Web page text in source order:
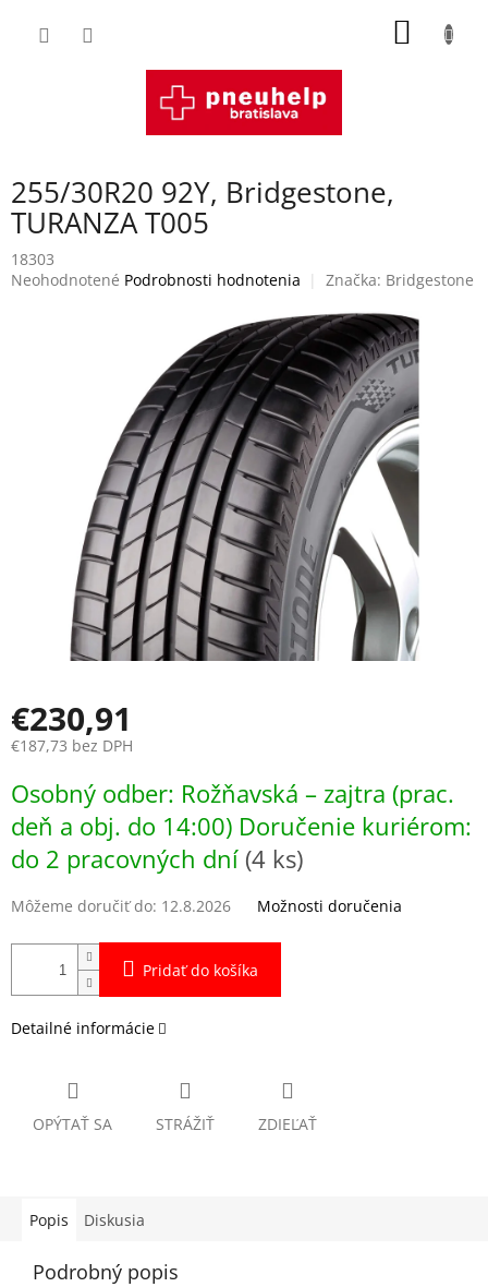
255/30R20 92Y, Bridgestone,
TURANZA T005
18303
Priemerné
Neohodnotené Podrobnosti hodnotenia Značka: Bridgestone
€230,91
€187,73 bez DPH
cena:
Osobný odber: Rožňavská – zajtra (prac.
deň a obj. do 14:00) Doručenie kuriérom:
do 2 pracovných dní (4 ks)
Môžeme doručiť do: 12.8.2026 Možnosti doručenia
Pridať do košíka
Detailné informácie
OPÝTAŤ SA STRÁŽIŤ ZDIEĽAŤ
Popis Diskusia
Podrobný popis